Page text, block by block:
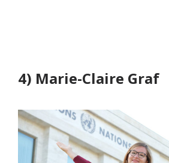
4) Marie-Claire Graf